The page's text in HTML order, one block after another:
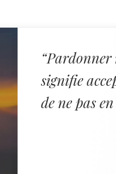
signifie
de ne pas